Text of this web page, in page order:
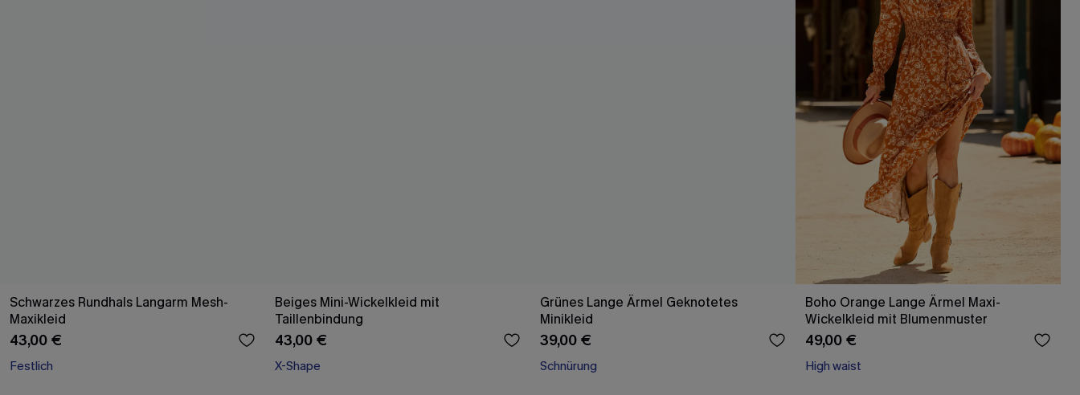
Schwarzes Rundhals Langarm Mesh-
Maxikleid
43,00 €
Festlich
Beiges Mini-Wickelkleid mit
Taillenbindung
43,00 €
X-Shape
Grünes Lange Ärmel Geknotetes
Minikleid
39,00 €
Schnürung
Boho Orange Lange Ärmel Maxi-
Wickelkleid mit Blumenmuster
49,00 €
High waist